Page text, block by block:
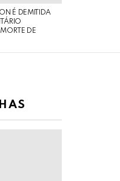
É DEMITIDA
DE